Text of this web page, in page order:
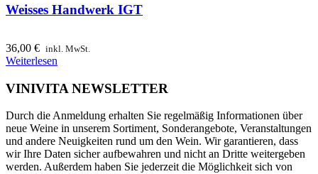
Weisses Handwerk IGT
36,00 € inkl. MwSt.
Weiterlesen
VINIVITA NEWSLETTER
Durch die Anmeldung erhalten Sie regelmäßig Informationen über
neue Weine in unserem Sortiment, Sonderangebote, Veranstaltungen
und andere Neuigkeiten rund um den Wein. Wir garantieren, dass
wir Ihre Daten sicher aufbewahren und nicht an Dritte weitergeben
werden. Außerdem haben Sie jederzeit die Möglichkeit sich von